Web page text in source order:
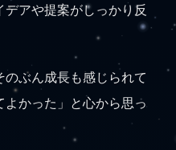
アや提案がしっかり反
ぶん成長も感じられて
かった」と心から思っ